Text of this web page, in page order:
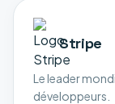
Stripe
Le leader
développeurs.